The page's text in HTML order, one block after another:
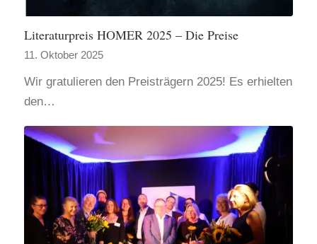
Literaturpreis HOMER 2025 – Die Preise
11. Oktober 2025
Wir gratulieren den Preisträgern 2025! Es erhielten
den…